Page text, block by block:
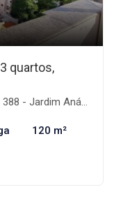
quartos,
Franco, São Paulo-SP
120 m²